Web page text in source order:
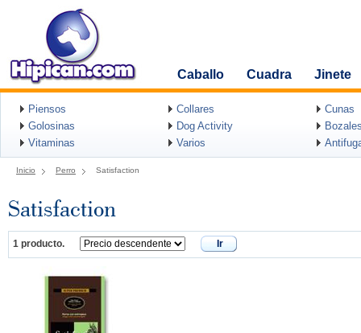
Caballo Cuadra Jinete
Piensos Collares
Cunas
Golosinas
Dog Activity
Vitaminas
Varios
Inicio Perro Satisfaction
Satisfaction
1 producto. Ir